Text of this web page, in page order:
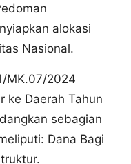
alokasi
Nasional.
MK.07/2024
ke Daerah Tahun
sebagian
Dana Bagi